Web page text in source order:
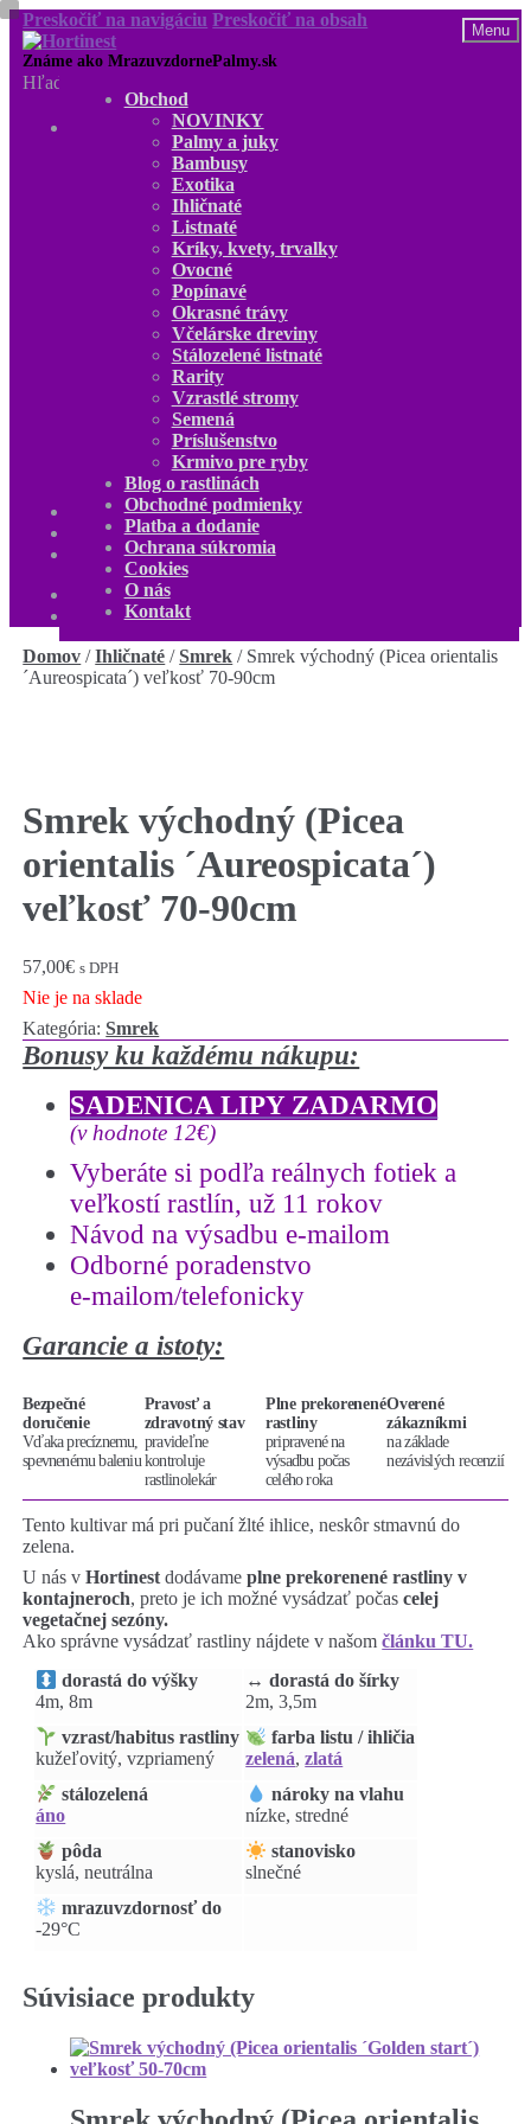
Preskočiť na navigáciu Preskočiť na obsah
Hľadať:
Menu
NOVINKY
Palmy a juky
Bambusy
Exotika
Ihličnaté
Listnaté
Kríky, kvety, trvalky
Ovocné
Popínavé
Okrasné trávy
Včelárske dreviny
Stálozelené listnaté
Rarity
Vzrastlé stromy
Semená
Príslušenstvo
Krmivo pre ryby
Blog o rastlinách
O nás
Kontakt
Obchod
NOVINKY
Palmy a juky
Bambusy
Exotika
Ihličnaté
Listnaté
Kríky, kvety, trvalky
Ovocné
Popínavé
Okrasné trávy
Včelárske dreviny
Stálozelené listnaté
Rarity
Vzrastlé stromy
Semená
Príslušenstvo
Krmivo pre ryby
Blog o rastlinách
Obchodné podmienky
Platba a dodanie
Ochrana súkromia
Cookies
O nás
Kontakt
€ 0 produktov
Domov /Ihličnaté /Smrek / Smrek východný (Picea orientalis
´Aureospicata´) veľkosť 70-90cm
Smrek východný (Picea
orientalis ´Aureospicata´)
veľkosť 70-90cm
57,00€ s DPH
Nie je na sklade
Kategória:Smrek
Bonusy ku každému nákupu:
SADENICA LIPY ZADARMO
(v hodnote 12€)
Vyberáte si podľa reálnych fotiek a
veľkostí rastlín, už 11 rokov
Návod na výsadbu e-mailom
Odborné poradenstvo
e-mailom/telefonicky
Garancie a istoty:
Bezpečné
doručenie
Vďaka precíznemu,
spevnenému baleniu
Pravosť a
zdravotný stav
pravideľne
kontroluje
rastlinolekár
Plne prekorenené
rastliny
pripravené na
výsadbu počas
celého roka
Overené
zákazníkmi
na základe
nezávislých recenzií
Tento kultivar má pri pučaní žlté ihlice, neskôr stmavnú do
zelena.
U nás vHortinest dodávameplne prekorenené rastliny v
kontajneroch, preto je ich možné vysádzať počascelej
vegetačnej sezóny.
Ako správne vysádzať rastliny nájdete v našomčlánku TU.
dorastá do výšky
4m, 8m
↔️ dorastá do šírky
2m, 3,5m
vzrast/habitus rastliny
kužeľovitý, vzpriamený
farba listu / ihličia
zelená,zlatá
stálozelená
áno
nároky na vlahu
nízke, stredné
pôda
kyslá, neutrálna
stanovisko
slnečné
mrazuvzdornosť do
-29°C
Súvisiace produkty